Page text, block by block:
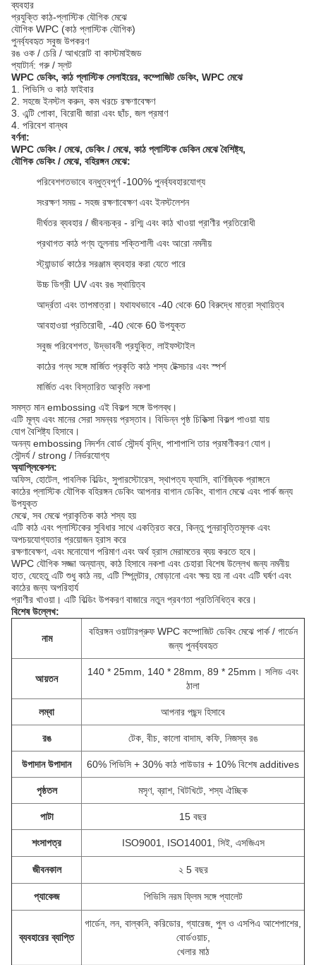
ব্যবহার
প্রযুক্তি কাঠ-প্লাস্টিক যৌগিক মেঝে
যৌগিক WPC (কাঠ প্লাস্টিক যৌগিক)
পুনর্ব্যবহৃত সবুজ উপকরণ
রঙ ওক / চেরি / আখরোট বা কাস্টমাইজড
প্যাটার্ন: গরু / স্লট
WPC ডেকিং, কাঠ প্লাস্টিক সেলাইয়ের, কম্পোজিট ডেকিং, WPC মেঝে
1. পিভিসি ও কাঠ ফাইবার
2. সহজে ইনস্টল করুন, কম খরচে রক্ষণাবেক্ষণ
3. এন্টি পোকা, বিরোধী জারা এবং ছাঁচ, জল প্রমাণ
4. পরিবেশ বান্ধব
বর্ণনা:
WPC ডেকিং / মেঝে, ডেকিং / মেঝে, কাঠ প্লাস্টিক ডেকিন মেঝে বৈশিষ্ট্য,
যৌগিক ডেকিং / মেঝে, বহিরঙ্গন মেঝে:
পরিবেশগতভাবে বন্ধুত্বপূর্ণ -100% পুনর্ব্যবহারযোগ্য
সংরক্ষণ সময় - সহজ রক্ষণাবেক্ষণ এবং ইনস্টলেশন
দীর্ঘতর ব্যবহার / জীবনচক্র - রশ্মি এবং কাঠ খাওয়া প্রাণীর প্রতিরোধী
প্রথাগত কাঠ পণ্য তুলনায় শক্তিশালী এবং আরো নমনীয়
স্ট্যান্ডার্ড কাঠের সরঞ্জাম ব্যবহার করা যেতে পারে
উচ্চ ডিগ্রী UV এবং রঙ স্থায়িত্ব
আর্দ্রতা এবং তাপমাত্রা। যথাযথভাবে -40 থেকে 60 বিরুদ্ধে মাত্রা স্থায়িত্ব
আবহাওয়া প্রতিরোধী, -40 থেকে 60 উপযুক্ত
সবুজ পরিবেশগত, উদ্ভাবনী প্রযুক্তি, লাইফস্টাইল
কাঠের গন্ধ সঙ্গে মার্জিত প্রকৃতি কাঠ শস্য টেক্সচার এবং স্পর্শ
মার্জিত এবং বিস্তারিত আকৃতি নকশা
সমস্ত মান embossing এই বিকল্প সঙ্গে উপলব্ধ।
এটি মূল্য এবং মানের সেরা সমন্বয় প্রস্তাব। বিভিন্ন পৃষ্ঠ চিকিত্সা বিকল্প পাওয়া যায়
যোগ বৈশিষ্ট্য হিসাবে।
অনন্য embossing নিদর্শন বোর্ড সৌন্দর্য বৃদ্ধি, পাশাপাশি তার প্রমাণীকরণ যোগ।
সৌন্দর্য / strong / নির্ভরযোগ্য
অ্যাপ্লিকেশন:
অফিস, হোটেল, পাবলিক বিল্ডিং, সুপারস্টোরেস, স্থাপত্য ফ্যাসি, বাণিজ্যিক প্রাঙ্গনে
কাঠের প্লাস্টিক যৌগিক বহিরঙ্গন ডেকিং আপনার বাগান ডেকিং, বাগান মেঝে এবং পার্ক জন্য
উপযুক্ত
মেঝে, সব মেঝে প্রাকৃতিক কাঠ শস্য হয়
এটি কাঠ এবং প্লাস্টিকের সুবিধার সাথে একত্রিত করে, কিন্তু পুনরাবৃত্তিমূলক এবং
অপচয়যোগ্যতার প্রয়োজন হ্রাস করে
রক্ষণাবেক্ষণ, এবং মনোযোগ পরিমাণ এবং অর্থ হ্রাস মেরামতের ব্যয় করতে হবে।
WPC যৌগিক সজ্জা অন্যান্য, কাঠ হিসাবে নকশা এবং চেহারা বিশেষ উল্লেখ জন্য নমনীয়
হাত, যেহেতু এটি শুধু কাঠ নয়, এটি স্প্লিন্টার, মোড়ানো এবং ক্ষয় হয় না এবং এটি ঘর্ষণ এবং
কাঠের জন্য অপরিহার্য
প্রাণীর খাওয়া। এটি বিল্ডিং উপকরণ বাজারে নতুন প্রবণতা প্রতিনিধিত্ব করে।
বিশেষ উল্লেখ:
নাম
বহিরঙ্গন ওয়াটারপ্রুফ WPC কম্পোজিট ডেকিং মেঝে পার্ক / গার্ডেন
জন্য পুনর্ব্যবহৃত
আয়তন
140 * 25mm, 140 * 28mm, 89 * 25mm। সলিড এবং
ঠালা
লম্বা আপনার পছন্দ হিসাবে
রঙ টেক, বীচ, কালো বাদাম, কফি, নিজস্ব রঙ
উপাদান উপাদান 60% পিভিসি + 30% কাঠ পাউডার + 10% বিশেষ additives
পৃষ্ঠতল মসৃণ, ব্রাশ, খিটখিটে, শস্য ঐচ্ছিক
পাটা 15 বছর
শংসাপত্র ISO9001, ISO14001, সিই, এসজিএস
জীবনকাল ২ 5 বছর
প্যাকেজ পিভিসি নরম ফ্লিম সঙ্গে প্যালেট
ব্যবহারের ব্যাপ্তি
গার্ডেন, লন, বাল্কনি, করিডোর, গ্যারেজ, পুল ও এসপিএ আশেপাশের,
বোর্ডওয়াচ,
খেলার মাঠ